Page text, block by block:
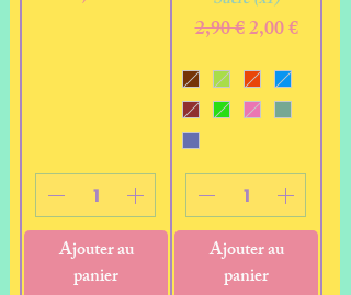
Ajouter au
panier
Prix original
2,90 €Prix
2,00 €
Ajouter au
panier